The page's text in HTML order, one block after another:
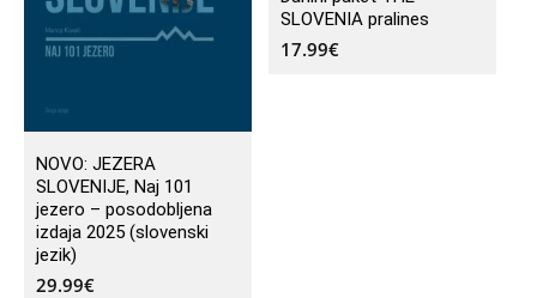
NOVO: JEZERA
SLOVENIJE, Naj 101
jezero – posodobljena
izdaja 2025 (slovenski
jezik)
29.99€
SLOVENIA pralines
17.99€